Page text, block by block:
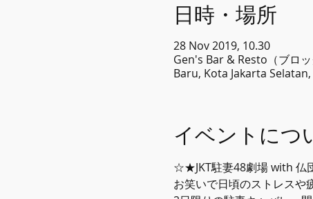
日時・場所
28 Nov 2019, 10.30
Gen's Bar & Resto（ブロ
Baru, Kota Jakarta
イベントにつ
☆★JKT駐妻48劇場 with
お笑いで日頃のストレスや